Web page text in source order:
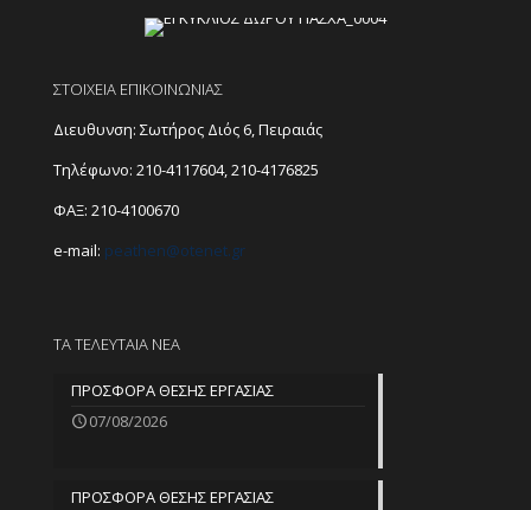
ΣΤΟΙΧΕΙΑ ΕΠΙΚΟΙΝΩΝΙΑΣ
Διευθυνση: Σωτήρος Διός 6, Πειραιάς
Τηλέφωνο: 210-4117604,210-4176825
ΦΑΞ: 210-4100670
e-mail: peathen@otenet.gr
ΤΑ ΤΕΛΕΥΤΑΙΑ ΝΕΑ
ΠΡΟΣΦΟΡΑ ΘΕΣΗΣ ΕΡΓΑΣΙΑΣ
07/08/2026
ΠΡΟΣΦΟΡΑ ΘΕΣΗΣ ΕΡΓΑΣΙΑΣ